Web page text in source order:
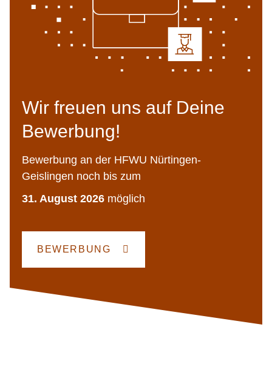
Wir freuen uns auf Deine
Bewerbung!
Bewerbung an der HFWU Nürtingen-
Geislingen noch bis zum
31. August 2026 möglich
BEWERBUNG